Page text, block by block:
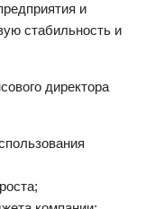
и
стабильность и
директора